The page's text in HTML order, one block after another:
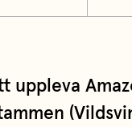
uppleva